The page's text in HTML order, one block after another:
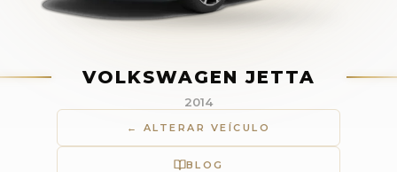
VOLKSWAGEN JETTA
2014
← ALTERAR VEÍCULO
BLOG